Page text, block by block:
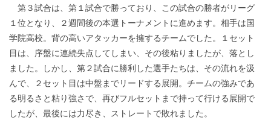
第３試合は、第１試合で勝っており、この試合の勝者がリーグ
１位となり、２週間後の本選トーナメントに進めます。相手は国
学院高校。背の高いアタッカーを擁するチームでした。１セット
目は、序盤に連続失点してしまい、その後粘りましたが、落とし
ました。しかし、第２試合に勝利した選手たちは、その流れを汲
んで、２セット目は中盤までリードする展開。チームの強みであ
る明るさと粘り強さで、再びフルセットまで持って行ける展開で
したが、最後には力尽き、ストレートで敗れました。